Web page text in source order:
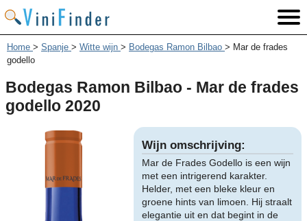
Home > Spanje > Witte wijn > Bodegas Ramon Bilbao > Mar de frades
godello
Bodegas Ramon Bilbao - Mar de frades
godello 2020
Wijn omschrijving:
Mar de Frades Godello is een wijn
met een intrigerend karakter.
Helder, met een bleke kleur en
groene hints van limoen. Hij straalt
elegantie uit en dat begint in de